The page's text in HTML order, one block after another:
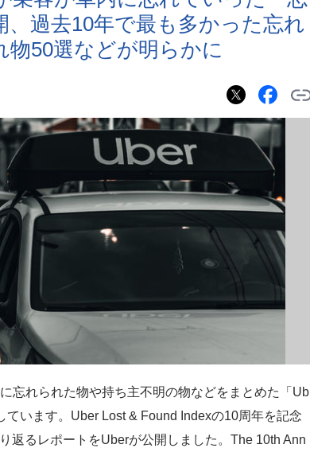
過去10年で最も多かった忘れ
50選などが明らかに
忘れられた物や持ち主不明の物などをまとめた「Ub
ています。Uber Lost & Found Indexの10周年を記念
返るレポートをUberが公開しました。The 10th Ann